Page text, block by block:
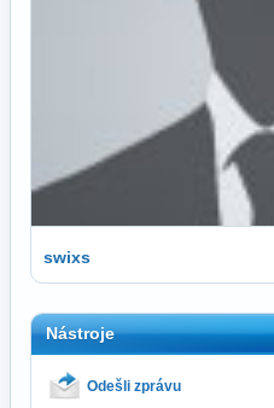
swixs
Nástroje
Odešli zprávu